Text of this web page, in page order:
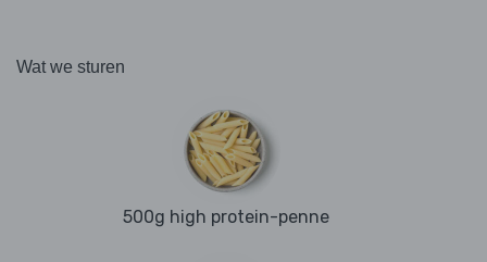
Wat we sturen
500g high protein-penne